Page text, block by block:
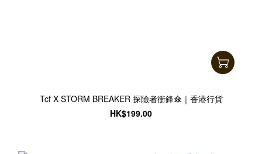
Tcf X STORM BREAKER 探險者衝鋒傘｜香港行貨
HK$199.00